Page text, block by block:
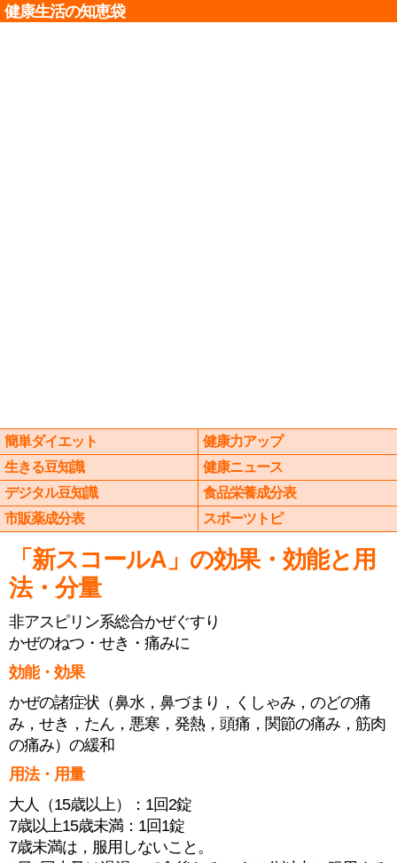
健康生活の知恵袋
簡単ダイエット
健康力アップ
生きる豆知識
健康ニュース
デジタル豆知識
食品栄養成分表
市販薬成分表
スポーツトピ
「新スコールA」の効果・効能と用
法・分量
非アスピリン系総合かぜぐすり
かぜのねつ・せき・痛みに
効能・効果
かぜの諸症状（鼻水，鼻づまり，くしゃみ，のどの痛
み，せき，たん，悪寒，発熱，頭痛，関節の痛み，筋肉
の痛み）の緩和
用法・用量
大人（15歳以上）：1回2錠
7歳以上15歳未満：1回1錠
7歳未満は，服用しないこと。